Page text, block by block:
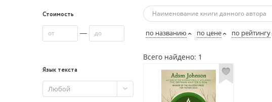
Стоимость
—
Язык текста
Любой
по названию по цене по рейтингу
Всего найдено: 1